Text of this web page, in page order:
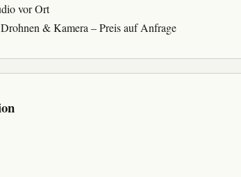
vor Ort
& Kamera – Preis auf Anfrage